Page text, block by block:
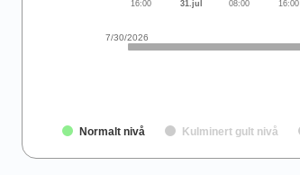
7/30/2026
Normalt nivå Kulminert gult nivå
16:00 31.jul 08:00 16:00
End of interactive chart.